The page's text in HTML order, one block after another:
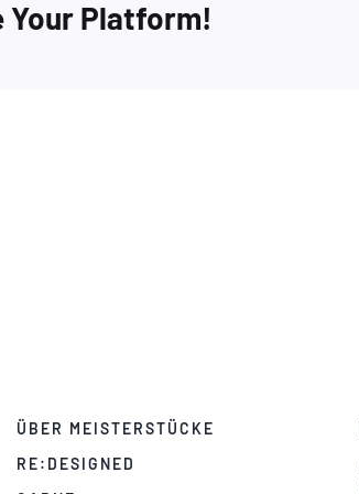
Your Platform!
ÜBER MEISTERSTÜCKE
RE:DESIGNED